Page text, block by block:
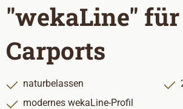
"wekaLine"
Carports
naturbelassen
modernes wekaLine-Profil